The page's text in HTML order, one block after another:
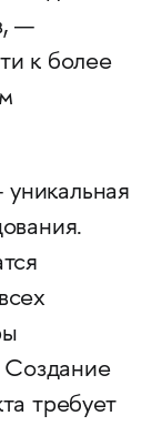
—
к более
Создание
требует